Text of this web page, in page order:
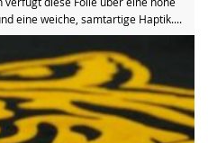
eine weiche, samtartige Haptik....